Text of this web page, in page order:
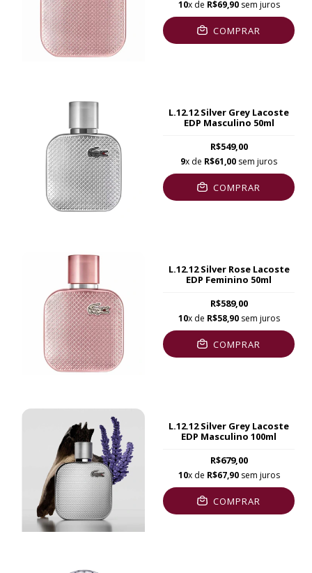
10x de R$69,90sem juros
COMPRAR
L.12.12 Silver Grey Lacoste
EDP Masculino 50ml
R$549,00
9x de R$61,00 sem juros
COMPRAR
L.12.12 Silver Rose Lacoste
EDP Feminino 50ml
R$589,00
10x de R$58,90sem juros
COMPRAR
L.12.12 Silver Grey Lacoste
EDP Masculino 100ml
R$679,00
10x de R$67,90sem juros
COMPRAR